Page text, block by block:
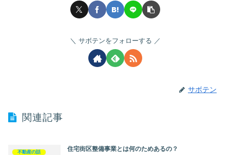
サボテンをフォローする
サボテン
関連記事
不動産の話 住宅街区整備事業とは何のためあるの？